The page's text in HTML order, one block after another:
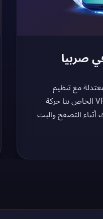
صربيا
مع تنظيم
خصوصية بلقاني. يشفّر VPN الخاص بنا حركة
التصفح والبث